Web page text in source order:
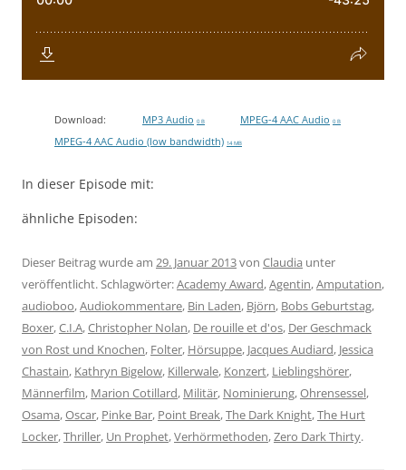
Download: MP3 Audio 0 B MPEG-4 AAC Audio 0 B
MPEG-4 AAC Audio (low bandwidth) 14 MB
In dieser Episode mit:
ähnliche Episoden:
Dieser Beitrag wurde am 29. Januar 2013von Claudia unter
veröffentlicht. Schlagwörter:Academy Award,Agentin,Amputation,
audioboo,Audiokommentare, Bin Laden, Björn, Bobs Geburtstag,
Boxer,C.I.A,Christopher Nolan, De rouille et d'os, Der Geschmack
von Rost und Knochen, Folter, Hörsuppe, Jacques Audiard, Jessica
Chastain, Kathryn Bigelow, Killerwale, Konzert, Lieblingshörer,
Männerfilm, Marion Cotillard, Militär, Nominierung,Ohrensessel,
Osama,Oscar, Pinke Bar, Point Break,The Dark Knight,The Hurt
Locker,Thriller, Un Prophet,Verhörmethoden,Zero Dark Thirty.